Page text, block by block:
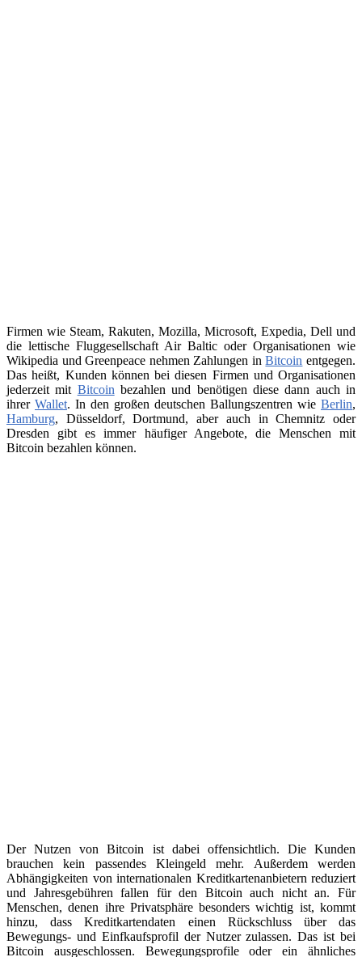
Firmen wie Steam, Rakuten, Mozilla, Microsoft, Expedia, Dell und
die lettische Fluggesellschaft Air Baltic oder Organisationen wie
Wikipedia und Greenpeace nehmen Zahlungen inBitcoin entgegen.
Das heißt, Kunden können bei diesen Firmen und Organisationen
jederzeit mit Bitcoin bezahlen und benötigen diese dann auch in
ihrer Wallet. In den großen deutschen Ballungszentren wie Berlin,
Hamburg, Düsseldorf, Dortmund, aber auch in Chemnitz oder
Dresden gibt es immer häufiger Angebote, die Menschen mit
Bitcoin bezahlen können.
Der Nutzen von Bitcoin ist dabei offensichtlich. Die Kunden
brauchen kein passendes Kleingeld mehr. Außerdem werden
Abhängigkeiten von internationalen Kreditkartenanbietern reduziert
und Jahresgebühren fallen für den Bitcoin auch nicht an. Für
Menschen, denen ihre Privatsphäre besonders wichtig ist, kommt
hinzu, dass Kreditkartendaten einen Rückschluss über das
Bewegungs- und Einfkaufsprofil der Nutzer zulassen. Das ist bei
Bitcoin ausgeschlossen. Bewegungsprofile oder ein ähnliches